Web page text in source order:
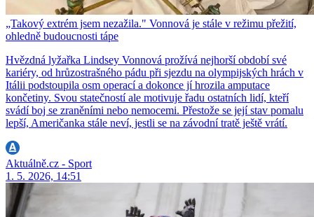
„Takový extrém jsem nezažila." Vonnová je stále v režimu přežití,
ohledně budoucnosti tápe
Hvězdná lyžařka Lindsey Vonnová prožívá nejhorší období své
kariéry, od hrůzostrašného pádu při sjezdu na olympijských hrách v
Itálii podstoupila osm operací a dokonce jí hrozila amputace
končetiny. Svou statečností ale motivuje řadu ostatních lidí, kteří
svádí boj se zraněními nebo nemocemi. Přestože se její stav pomalu
lepší, Američanka stále neví, jestli se na závodní tratě ještě vrátí.
Aktuálně.cz - Sport
1. 5. 2026, 14:51